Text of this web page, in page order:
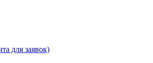
для заявок)